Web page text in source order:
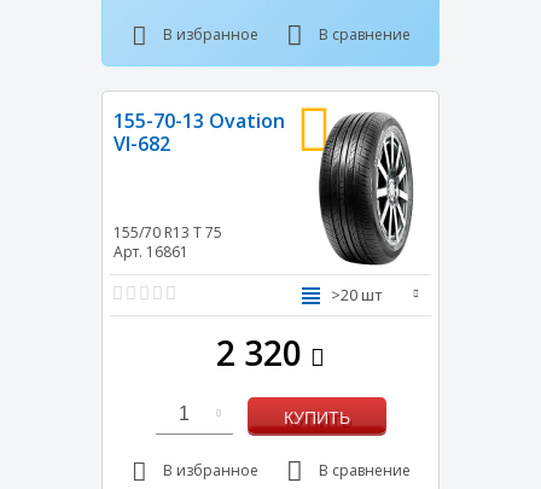
В избранное В сравнение
155-70-13 Ovation
VI-682
155/70 R13 T75
Арт. 16861
>20 шт
2 320
1 КУПИТЬ
В избранное В сравнение